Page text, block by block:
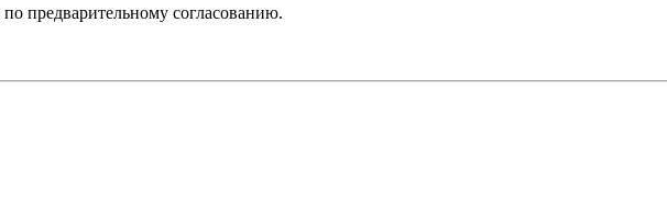
предварительному согласованию.